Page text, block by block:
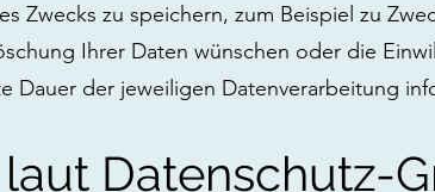
Zwecks zu speichern, zum Beispiel zu
Ihrer Daten wünschen oder die
Dauer der jeweiligen Datenverarbeitung
Datenschutz-